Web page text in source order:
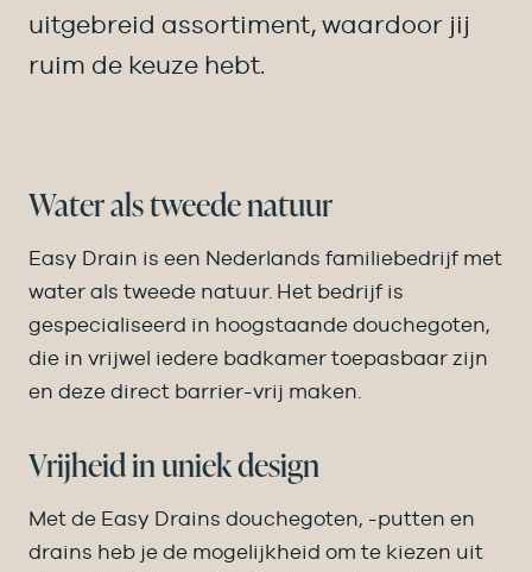
uitgebreid assortiment, waardoor jij
ruim de keuze hebt.
Water als tweede natuur
Easy Drain is een Nederlands familiebedrijf met
water als tweede natuur. Het bedrijf is
gespecialiseerd in hoogstaande douchegoten,
die in vrijwel iedere badkamer toepasbaar zijn
en deze direct barrier-vrij maken.
Vrijheid in uniek design
Met de Easy Drains douchegoten, -putten en
drains heb je de mogelijkheid om te kiezen uit